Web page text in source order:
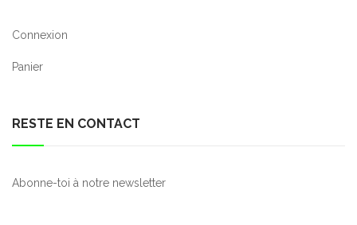
Connexion
Panier
RESTE EN CONTACT
Abonne-toi à notre newsletter